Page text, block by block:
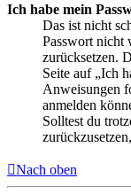
Ich habe mein
Das ist nicht
Passwort nicht
zurücksetzen.
Seite auf „Ich
Anweisungen
anmelden
Solltest du
Nach oben